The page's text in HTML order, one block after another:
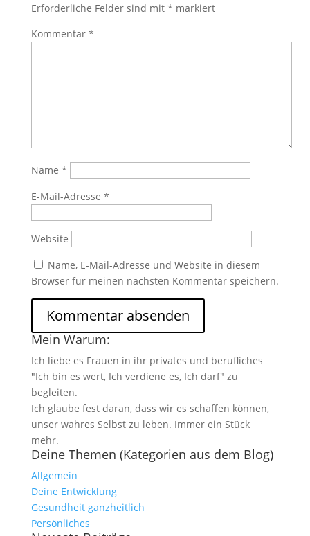
Erforderliche Felder sind mit * markiert
Kommentar *
Name *
E-Mail-Adresse *
Website
Name, E-Mail-Adresse und Website in diesem
Browser für meinen nächsten Kommentar speichern.
Mein Warum:
Ich liebe es Frauen in ihr privates und berufliches
"Ich bin es wert, Ich verdiene es, Ich darf" zu
begleiten.
Ich glaube fest daran, dass wir es schaffen können,
unser wahres Selbst zu leben. Immer ein Stück
mehr.
Deine Themen (Kategorien aus dem Blog)
Allgemein
Deine Entwicklung
Gesundheit ganzheitlich
Persönliches